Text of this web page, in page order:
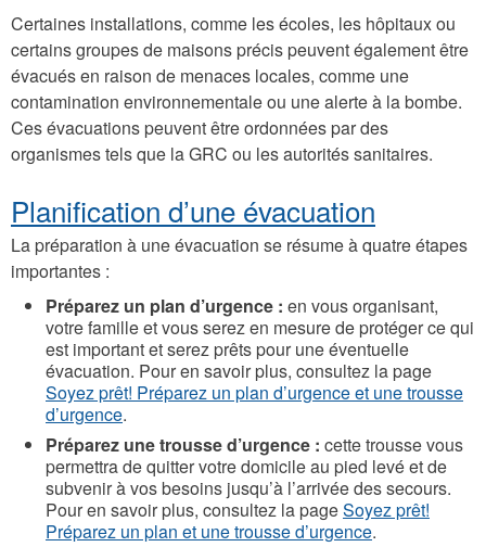
Certaines installations, comme les écoles, les hôpitaux ou
certains groupes de maisons précis peuvent également être
évacués en raison de menaces locales, comme une
contamination environnementale ou une alerte à la bombe.
Ces évacuations peuvent être ordonnées par des
organismes tels que la GRC ou les autorités sanitaires.
Planification d’une évacuation
La préparation à une évacuation se résume à quatre étapes
importantes :
Préparez un plan d’urgence : en vous organisant,
votre famille et vous serez en mesure de protéger ce qui
est important et serez prêts pour une éventuelle
évacuation. Pour en savoir plus, consultez la page
Soyez prêt! Préparez un plan d’urgence et une trousse
d’urgence.
Préparez une trousse d’urgence : cette trousse vous
permettra de quitter votre domicile au pied levé et de
subvenir à vos besoins jusqu’à l’arrivée des secours.
Pour en savoir plus, consultez la pageSoyez prêt!
Préparez un plan et une trousse d’urgence.